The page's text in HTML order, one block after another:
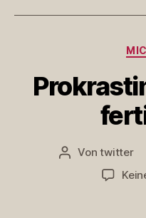
Beitragsautor
Vontwitter